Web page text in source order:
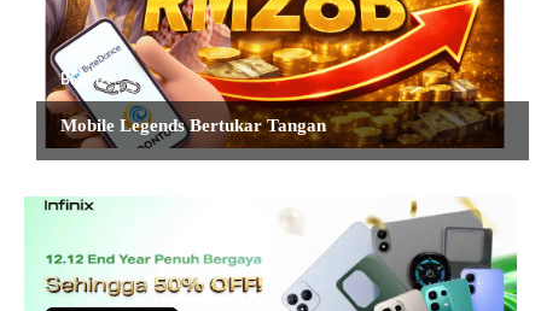
BERITA
Mobile Legends Bertukar Tangan